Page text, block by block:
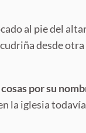
al pie del
desde
por su
la iglesia